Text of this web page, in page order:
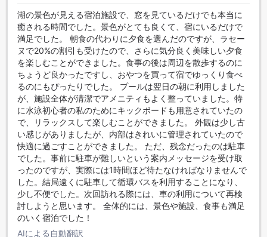
湖の景色が見える宿泊施設で、窓を見ているだけでも本当に
癒される時間でした。景色がとても良くて、宿にいるだけで
満足でした。 朝食の代わりに夕食を選んだのですが、ラセー
ヌで20%の割引も受けたので、さらに気分良く美味しい夕食
を楽しむことができました。食事の後は周辺を散歩するのに
ちょうど良かったですし、おやつを買って宿でゆっくり食べ
るのにもぴったりでした。 プールは翌日の朝に利用しました
が、施設全体が清潔でアメニティもよく整っていました。特
に水泳初心者の私のためにキックボードも用意されていたの
で、リラックスして楽しむことができました。 外観は少し古
い感じがありましたが、内部はきれいに管理されていたので
快適に過ごすことができました。 ただ、残念だったのは駐車
でした。事前に駐車が難しいという案内メッセージを受け取
ったのですが、実際には1時間ほど待たなければなりませんで
した。結局遠くに駐車して循環バスを利用することになり、
少し不便でした。次回訪れる際には、車の利用について再検
討しようと思います。 全体的には、景色や施設、食事も満足
のいく宿泊でした！
AIによる自動翻訳